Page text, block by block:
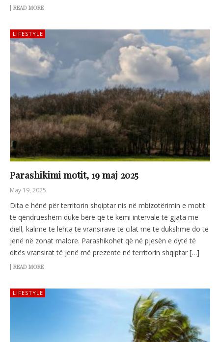
READ MORE
LIFESTYLE
Parashikimi motit, 19 maj 2025
May 19, 2025
Dita e hënë për territorin shqiptar nis në mbizotërimin e motit
të qëndrueshëm duke bërë që të kemi intervale të gjata me
diell, kalime të lehta të vransirave të cilat më të dukshme do të
jenë në zonat malore. Parashikohet që në pjesën e dytë të
ditës vransirat të jenë më prezente në territorin shqiptar […]
READ MORE
LIFESTYLE